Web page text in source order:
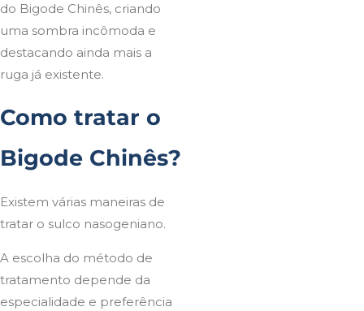
do Bigode Chinês, criando
uma sombra incômoda e
destacando ainda mais a
ruga já existente.
Como tratar o
Bigode Chinês?
Existem várias maneiras de
tratar o sulco nasogeniano.
A escolha do método de
tratamento depende da
especialidade e preferência